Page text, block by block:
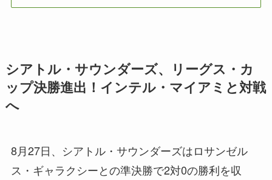
シアトル・サウンダーズ、リーグス・カ
ップ決勝進出！インテル・マイアミと対戦
へ
8月27日、シアトル・サウンダーズはロサンゼル
ス・ギャラクシーとの準決勝で2対0の勝利を収